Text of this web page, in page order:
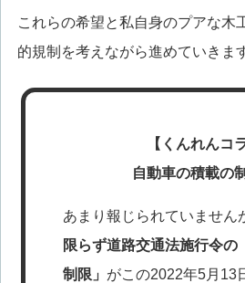
これらの希望と私自身のプアな木
的規制を考えながら進めていきま
【くんれんコ
自動車の積載の
あまり報じられていません
限らず道路交通法施行令の
制限」 がこの2022年5月13